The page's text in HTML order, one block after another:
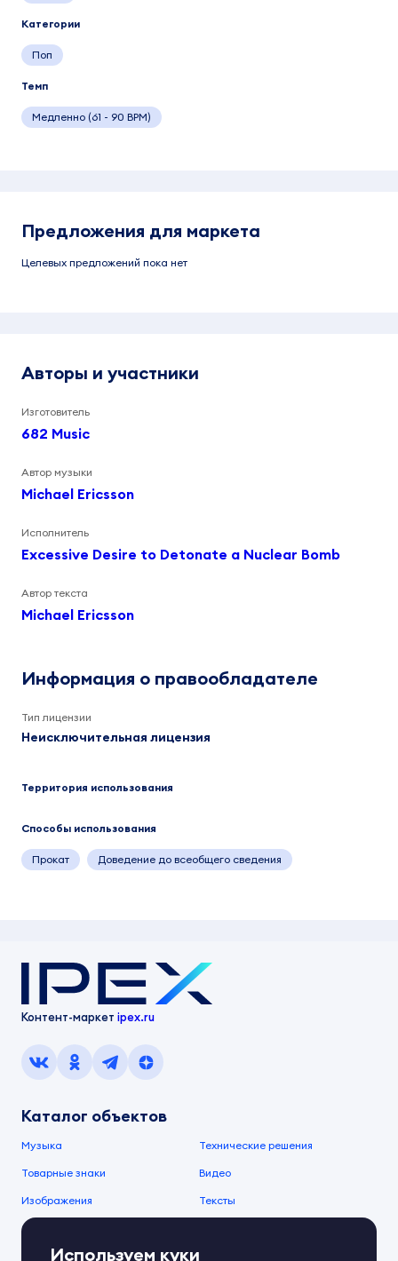
Категории
Поп
Темп
Медленно (61 - 90 BPM)
Предложения для маркета
Целевых предложений пока нет
Авторы и участники
Изготовитель
682 Music
Автор музыки
Michael Ericsson
Исполнитель
Excessive Desire to Detonate a Nuclear Bomb
Автор текста
Michael Ericsson
Информация о правообладателе
Тип лицензии
Неисключительная лицензия
Территория использования
Способы использования
Прокат Доведение до всеобщего сведения
Контент-маркет ipex.ru
Каталог объектов
Музыка Технические решения
Товарные знаки Видео
Изображения Тексты
О компании
О сервисеИспользуем куки